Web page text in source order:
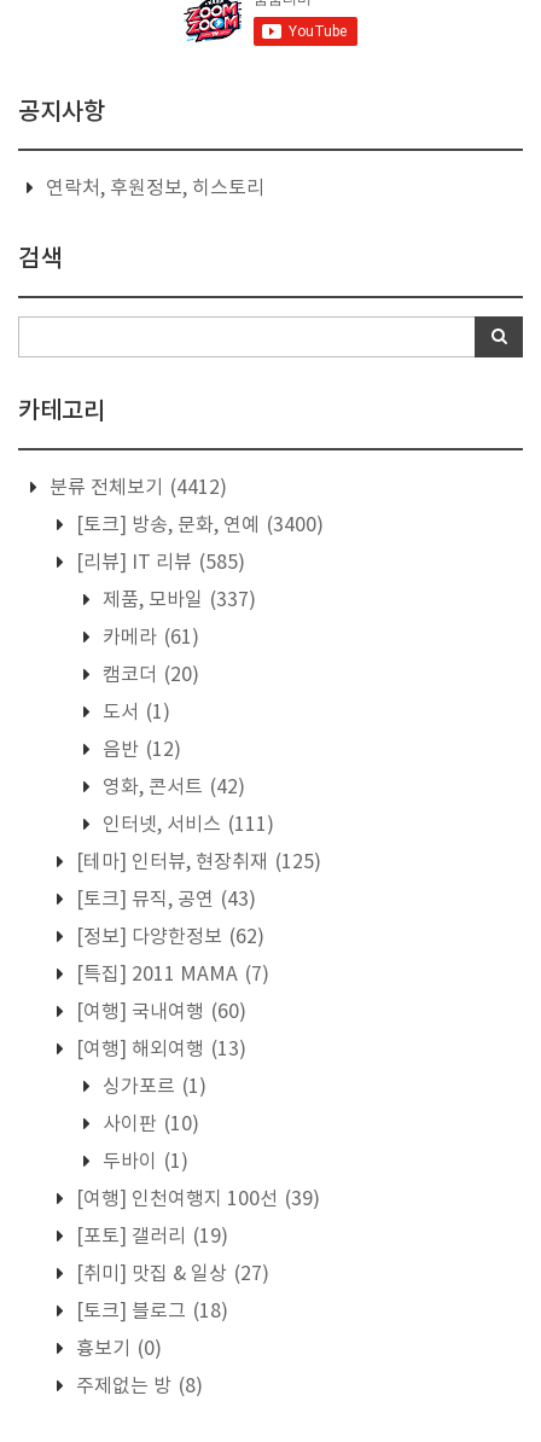
공지사항
연락처, 후원정보, 히스토리
검색
카테고리
분류 전체보기
(4412)
[토크] 방송, 문화, 연예
(3400)
[리뷰] IT 리뷰 (585)
제품, 모바일 (337)
카메라 (61)
캠코더 (20)
도서 (1)
음반 (12)
영화, 콘서트 (42)
인터넷, 서비스 (111)
[테마] 인터뷰, 현장취재 (125)
[토크] 뮤직, 공연 (43)
[정보] 다양한정보 (62)
[특집] 2011 MAMA (7)
[여행] 국내여행 (60)
[여행] 해외여행 (13)
싱가포르 (1)
사이판 (10)
두바이
(1)
[여행] 인천여행지 100선 (39)
[포토] 갤러리
(19)
[취미] 맛집 & 일상 (27)
[토크] 블로그 (18)
흉보기
(0)
주제없는 방 (8)